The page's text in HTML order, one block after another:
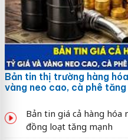
Bản tin thị trường hàng
vàng neo cao, cà phê
Bản tin giá cả hàng hóa
đồng loạt tăng mạnh